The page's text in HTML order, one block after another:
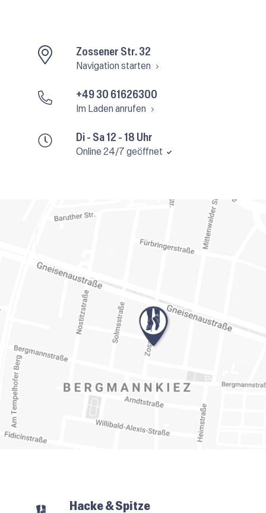
Di - Sa 12 - 18 Uhr
Online 24/7 geöffnet
Zossener Str. 32
Navigation starten
+49 30 61626300
Im Laden anrufen
Hacke & Spitze